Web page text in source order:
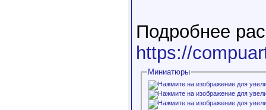
Подробнее
https://
Миниатюры